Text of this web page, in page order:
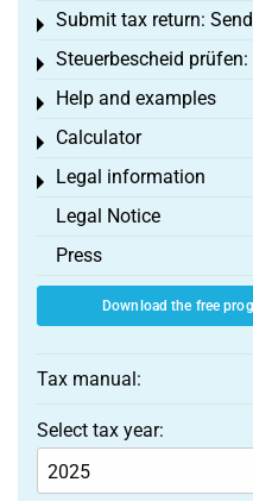
Submit tax return:
Toggle menu
Steuerbescheid
Toggle menu
Help and examples
Toggle menu
Calculator
Toggle menu
Legal information
Toggle menu
Legal Notice
Press
Download the free
Tax manual:
Select tax year: